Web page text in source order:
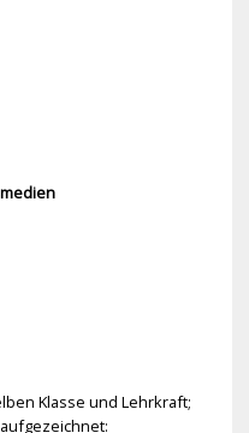
Klasse und Lehrkraft;